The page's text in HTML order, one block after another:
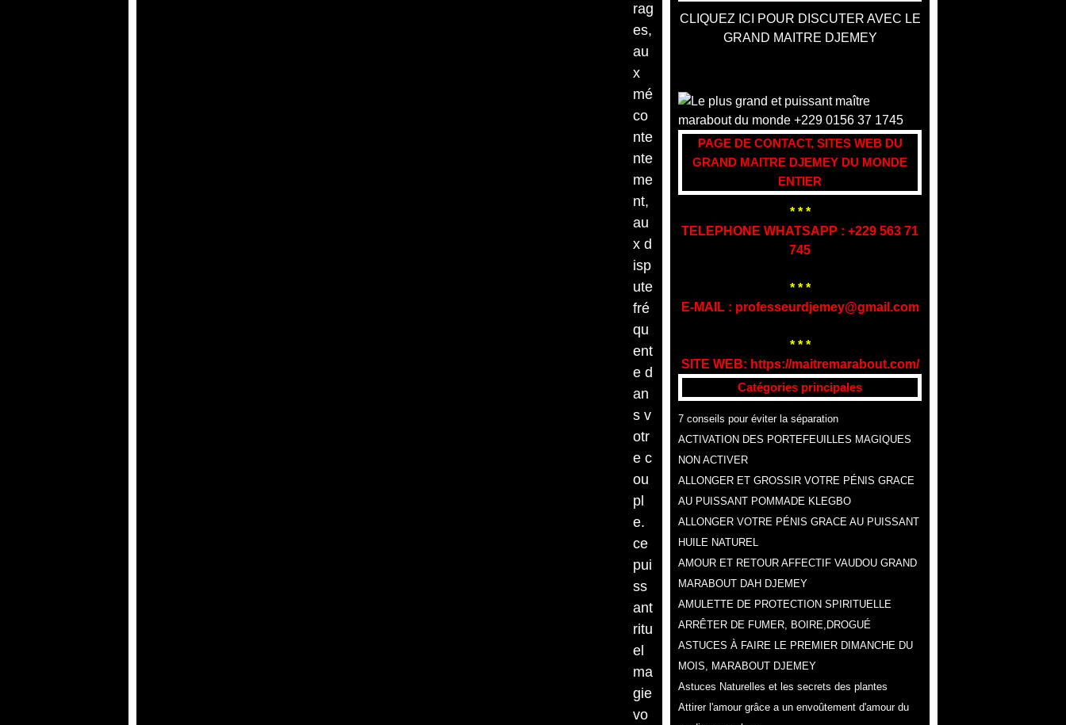
rag
es,
au
x
mé
co
nte
nte
me
nt,
au
x d
isp
ute
fré
qu
ent
e d
an
s v
otr
e c
ou
pl
e.
ce
pui
ss
ant
ritu
el
ma
gie
vo
CLIQUEZ ICI POUR DISCUTER AVEC LE
GRAND MAITRE DJEMEY
PAGE DE CONTACT, SITES WEB DU
GRAND MAITRE DJEMEY DU MONDE
ENTIER
* * *
TELEPHONE WHATSAPP : +229 563 71
745
* * *
E-MAIL : professeurdjemey@gmail.com
* * *
SITE WEB: https://maitremarabout.com/
Catégories principales
7 conseils pour éviter la séparation
ACTIVATION DES PORTEFEUILLES MAGIQUES
NON ACTIVER
ALLONGER ET GROSSIR VOTRE PÉNIS GRACE
AU PUISSANT POMMADE KLEGBO
ALLONGER VOTRE PÉNIS GRACE AU PUISSANT
HUILE NATUREL
AMOUR ET RETOUR AFFECTIF VAUDOU GRAND
MARABOUT DAH DJEMEY
AMULETTE DE PROTECTION SPIRITUELLE
ARRÊTER DE FUMER, BOIRE,DROGUÉ
ASTUCES À FAIRE LE PREMIER DIMANCHE DU
MOIS, MARABOUT DJEMEY
Astuces Naturelles et les secrets des plantes
Attirer l'amour grâce a un envoûtement d'amour du